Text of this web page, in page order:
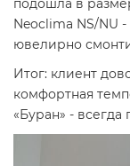
подошла в
Neoclima NS/NU
ювелирно
Итог: клиент
комфортная
«Буран» -